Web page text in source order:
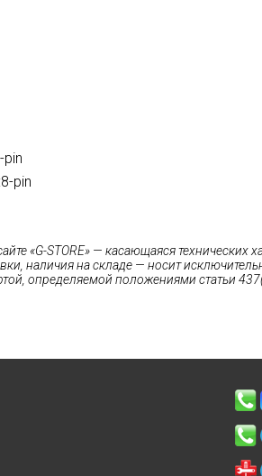
pin
8-pin
«G-STORE» — касающаяся технических
наличия на складе — носит
определяемой положениями статьи